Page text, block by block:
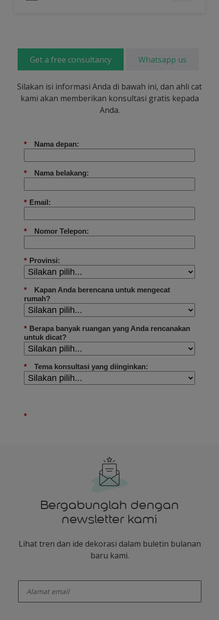
Get a free consultancy Whatsapp us
Silakan isi informasi Anda di bawah ini, dan ahli cat
kami akan memberikan konsultasi gratis kepada
Anda.
Bergabunglah dengan
newsletter kami
Lihat tren dan ide dekorasi dalam buletin bulanan
baru kami.